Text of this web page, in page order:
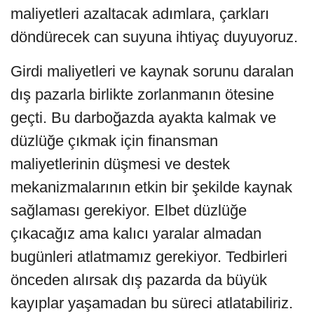
maliyetleri azaltacak adımlara, çarkları
döndürecek can suyuna ihtiyaç duyuyoruz.
Girdi maliyetleri ve kaynak sorunu daralan
dış pazarla birlikte zorlanmanın ötesine
geçti. Bu darboğazda ayakta kalmak ve
düzlüğe çıkmak için finansman
maliyetlerinin düşmesi ve destek
mekanizmalarının etkin bir şekilde kaynak
sağlaması gerekiyor. Elbet düzlüğe
çıkacağız ama kalıcı yaralar almadan
bugünleri atlatmamız gerekiyor. Tedbirleri
önceden alırsak dış pazarda da büyük
kayıplar yaşamadan bu süreci atlatabiliriz.